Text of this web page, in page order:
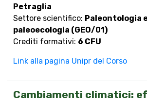
Petraglia
Settore scientifico: Paleontologia
paleoecologia (GEO/01)
Crediti formativi: 6 CFU
Link alla pagina Unipr del Corso
Cambiamenti climatici: